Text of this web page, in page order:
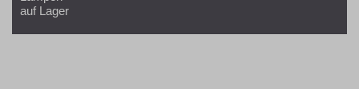
auf Lager